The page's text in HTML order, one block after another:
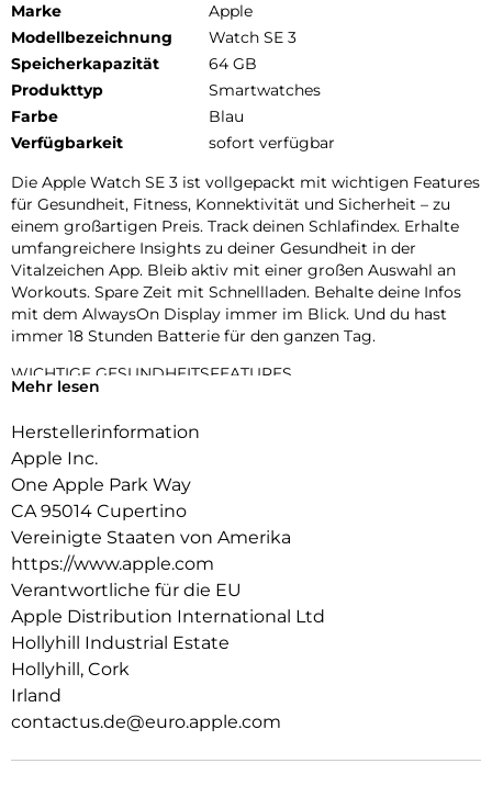
Marke
Apple
Modellbezeichnung
Watch SE 3
Speicherkapazität
64 GB
Produkttyp
Smartwatches
Farbe
Blau
Verfügbarkeit
sofort verfügbar
Die Apple Watch SE 3 ist vollgepackt mit wichtigen Features
für Gesundheit, Fitness, Konnektivität und Sicherheit – zu
einem großartigen Preis. Track deinen Schlafindex. Erhalte
umfangreichere Insights zu deiner Gesundheit in der
Vitalzeichen App. Bleib aktiv mit einer großen Auswahl an
Workouts. Spare Zeit mit Schnellladen. Behalte deine Infos
mit dem AlwaysOn Display immer im Blick. Und du hast
immer 18 Stunden Batterie für den ganzen Tag.
WICHTIGE GESUNDHEITSFEATURES.
Die Temperaturerkennung ermöglicht umfangreichere
Ovulationsschätzungen in der Zyklusprotokoll App. Du
bekommst einen täglichen Schlafindex, Mitteilungen bei
Schlafapnoe und kannst dich benachrichtigen lassen, wenn
du eine ungewöhnlich hohe oder niedrige Herzfrequenz oder
einen unregelmäßigen Herzrhythmus hast.
RICHTIG GUTE BATTERIELAUFZEIT.
Mit 18 Stunden Batterielaufzeit für den ganzen Tag kannst du
noch mehr machen. Du lädst doppelt so schnell wie bei der
SE 27 und nach nur 15 Minuten laden hält die Batterie bis zu
8 Stunden lang.
ALWAYS-ON DISPLAY.
Jetzt siehst du die Uhrzeit und das Zifferblatt, ohne deine
Hand zu heben, um das Display zu aktivieren.
Die SE 3 gibt dir unzählige Möglichkeiten, deine Trainings zu
Mehr lesen
Herstellerinformation
Apple Inc.
One Apple Park Way
CA 95014 Cupertino
Vereinigte Staaten von Amerika
https://www.apple.com
Verantwortliche für die EU
Apple Distribution International Ltd
Hollyhill Industrial Estate
Hollyhill, Cork
Irland
contactus.de@euro.apple.com